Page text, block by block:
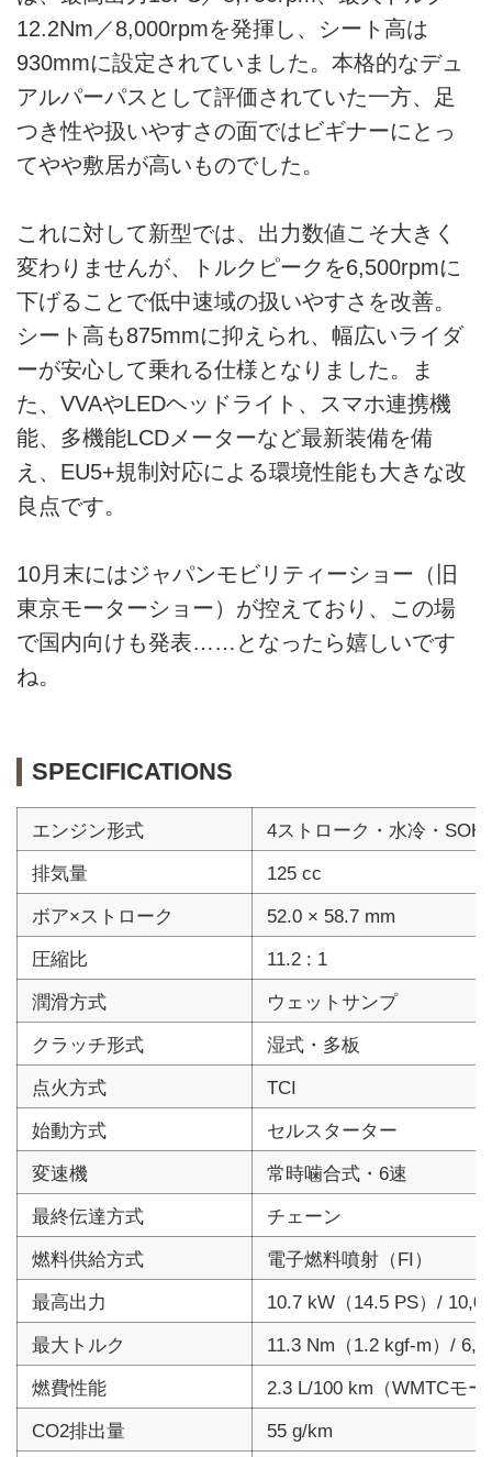
12.2Nm／8,000rpmを発揮し、シート高は
930mmに設定されていました。本格的なデュ
アルパーパスとして評価されていた一方、足
つき性や扱いやすさの面ではビギナーにとっ
てやや敷居が高いものでした。
これに対して新型では、出力数値こそ大きく
変わりませんが、トルクピークを6,500rpmに
下げることで低中速域の扱いやすさを改善。
シート高も875mmに抑えられ、幅広いライダ
ーが安心して乗れる仕様となりました。ま
た、VVAやLEDヘッドライト、スマホ連携機
能、多機能LCDメーターなど最新装備を備
え、EU5+規制対応による環境性能も大きな改
良点です。
10月末にはジャパンモビリティーショー（旧
東京モーターショー）が控えており、この場
で国内向けも発表……となったら嬉しいです
ね。
SPECIFICATIONS
エンジン形式
4ストローク・水冷・
排気量
125 cc
ボア×ストローク
52.0 × 58.7 mm
圧縮比
11.2 : 1
潤滑方式
ウェットサンプ
クラッチ形式
湿式・多板
点火方式
TCI
始動方式
セルスターター
変速機
常時噛合式・6速
最終伝達方式
チェーン
燃料供給方式
電子燃料噴射（FI）
最高出力
10.7 kW（14.5 PS）/
最大トルク
11.3 Nm（1.2 kgf-m）/
燃費性能
2.3 L/100 km（WMTCモー
CO2排出量
55 g/km